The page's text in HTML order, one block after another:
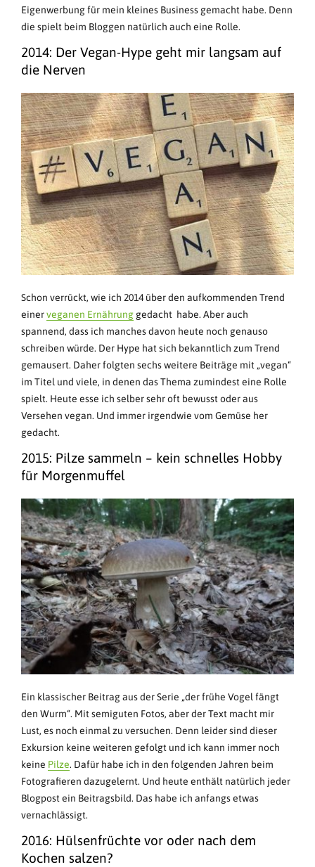
Eigenwerbung für mein kleines Business gemacht habe. Denn
die spielt beim Bloggen natürlich auch eine Rolle.
2014: Der Vegan-Hype geht mir langsam auf
die Nerven
Schon verrückt, wie ich 2014 über den aufkommenden Trend
einerveganen Ernährung gedacht habe. Aber auch
spannend, dass ich manches davon heute noch genauso
schreiben würde. Der Hype hat sich bekanntlich zum Trend
gemausert. Daher folgten sechs weitere Beiträge mit „vegan“
im Titel und viele, in denen das Thema zumindest eine Rolle
spielt. Heute esse ich selber sehr oft bewusst oder aus
Versehen vegan. Und immer irgendwie vom Gemüse her
gedacht.
2015: Pilze sammeln – kein schnelles Hobby
für Morgenmuffel
Ein klassischer Beitrag aus der Serie „der frühe Vogel fängt
den Wurm“. Mit semiguten Fotos, aber der Text macht mir
Lust, es noch einmal zu versuchen. Denn leider sind dieser
Exkursion keine weiteren gefolgt und ich kann immer noch
keine Pilze. Dafür habe ich in den folgenden Jahren beim
Fotografieren dazugelernt. Und heute enthält natürlich jeder
Blogpost ein Beitragsbild. Das habe ich anfangs etwas
vernachlässigt.
2016: Hülsenfrüchte vor oder nach dem
Kochen salzen?